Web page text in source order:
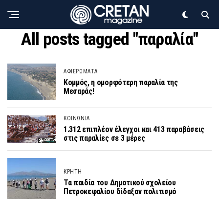
All posts tagged "παραλία"
ΑΦΙΕΡΩΜΑΤΑ
Κομμός, η ομορφότερη παραλία της
Μεσαράς!
ΚΟΙΝΩΝΙΑ
1.312 επιπλέον έλεγχοι και 413 παραβάσεις
στις παραλίες σε 3 μέρες
ΚΡΗΤΗ
Τα παιδία του Δημοτικού σχολείου
Πετροκεφαλίου δίδαξαν πολιτισμό